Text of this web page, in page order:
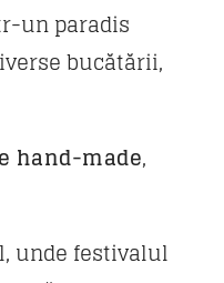
un paradis
bucătării,
hand-made,
unde festivalul